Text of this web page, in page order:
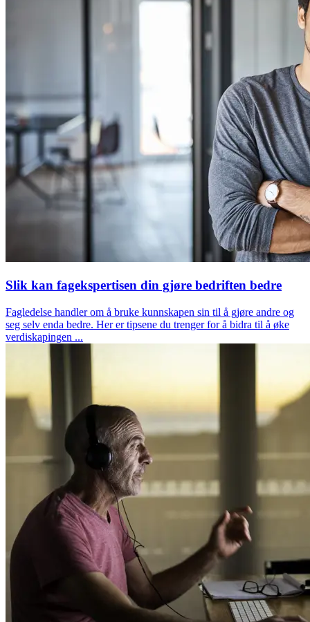
Slik kan fagekspertisen din gjøre bedriften bedre
Fagledelse handler om å bruke kunnskapen sin til å gjøre andre og
seg selv enda bedre. Her er tipsene du trenger for å bidra til å øke
verdiskapingen ...